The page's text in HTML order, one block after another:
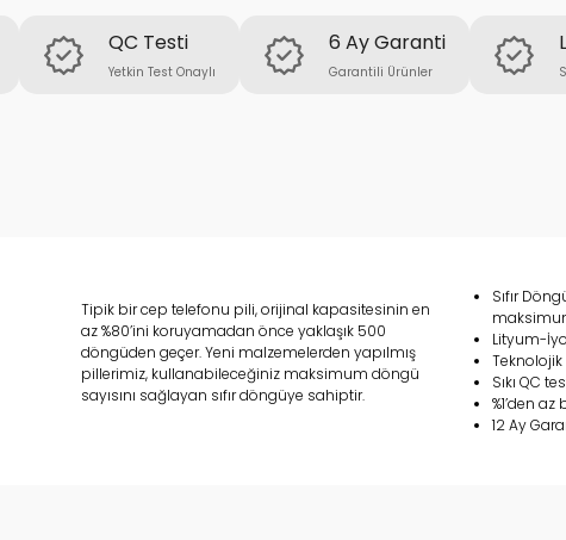
QC Testi
Yetkin Test Onaylı
6 Ay Garanti
Garantili Ürünler
Tipik bir cep telefonu pili, orijinal kapasitesinin en
az %80’ini koruyamadan önce yaklaşık 500
döngüden geçer. Yeni malzemelerden yapılmış
pillerimiz, kullanabileceğiniz maksimum döngü
sayısını sağlayan sıfır döngüye sahiptir.
Sıfır
Lityum-
Sıkı QC
%1’den az
12 Ay